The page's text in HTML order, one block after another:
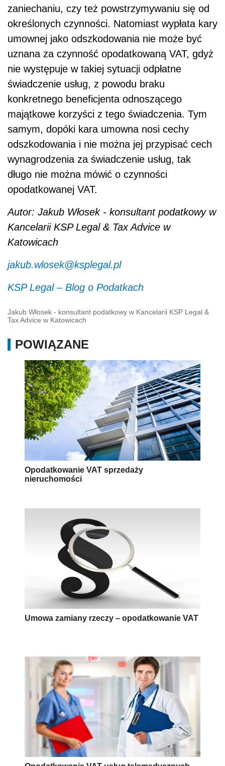
zaniechaniu, czy też powstrzymywaniu się od
określonych czynności. Natomiast wypłata kary
umownej jako odszkodowania nie może być
uznana za czynność opodatkowaną VAT, gdyż
nie występuje w takiej sytuacji odpłatne
świadczenie usług, z powodu braku
konkretnego beneficjenta odnoszącego
majątkowe korzyści z tego świadczenia. Tym
samym, dopóki kara umowna nosi cechy
odszkodowania i nie można jej przypisać cech
wynagrodzenia za świadczenie usług, tak
długo nie można mówić o czynności
opodatkowanej VAT.
Autor: Jakub Włosek - konsultant podatkowy w
Kancelarii KSP Legal & Tax Advice w
Katowicach
jakub.wlosek@ksplegal.pl
KSP Legal – Blog o Podatkach
Jakub Włosek - konsultant podatkowy w Kancelarii KSP Legal &
Tax Advice w Katowicach
POWIĄZANE
Opodatkowanie VAT sprzedaży
nieruchomości
Umowa zamiany rzeczy – opodatkowanie VAT